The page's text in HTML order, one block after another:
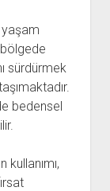
yaşam
sürdürmek
bedensel